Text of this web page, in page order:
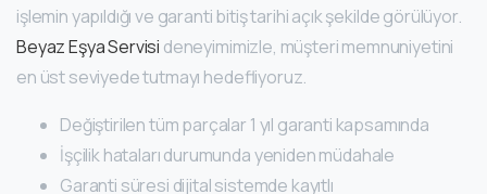
işlemin yapıldığı ve garanti bitiş tarihi açık şekilde görülüyor.
Beyaz Eşya Servisi deneyimimizle, müşteri memnuniyetini
en üst seviyede tutmayı hedefliyoruz.
Değiştirilen tüm parçalar 1 yıl garanti kapsamında
İşçilik hataları durumunda yeniden müdahale
Garanti süresi dijital sistemde kayıtlı